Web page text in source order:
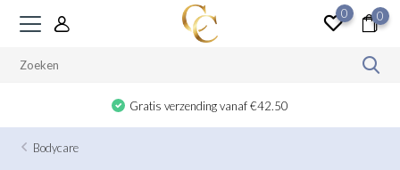
0 0
Gratis verzending vanaf €42.50
Bodycare